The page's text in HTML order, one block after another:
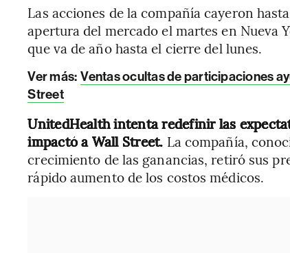
Las acciones de la compañía cayeron
apertura del mercado el martes en Nueva
que va de año hasta el cierre del lunes.
Ver más: Ventas ocultas de participaciones
Street
UnitedHealth intenta redefinir las
impactó a Wall Street. La compañía,
crecimiento de las ganancias, retiró sus
rápido aumento de los costos médicos.